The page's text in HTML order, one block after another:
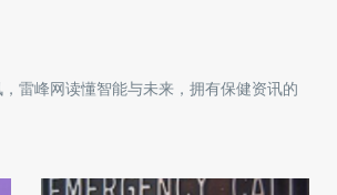
雷峰网读懂智能与未来，拥有保健资讯的